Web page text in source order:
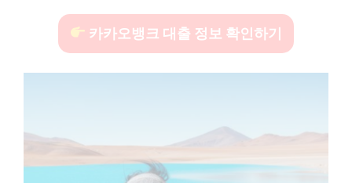
카카오뱅크 대출 정보 확인하기